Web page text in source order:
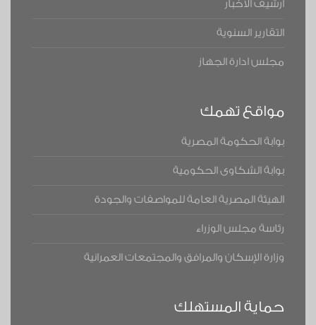
ارشيف الاخبار
التقارير السنوية
مجلس ادارة الجهاز
مواقع تهمك
بوابة الحكومة المصرية
بوابة الشكاوى الحكومية
الهيئة المصرية العامة للمواصفات والجودة
رئاسة مجلس الوزراء
وزارة الإسكان والمرافق والمجتمعات العمرانية
حماية المستهلك